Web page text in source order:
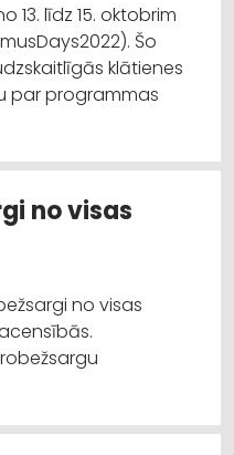
līdz 15. oktobrim
Šo
klātienes
par programmas
no visas
no visas